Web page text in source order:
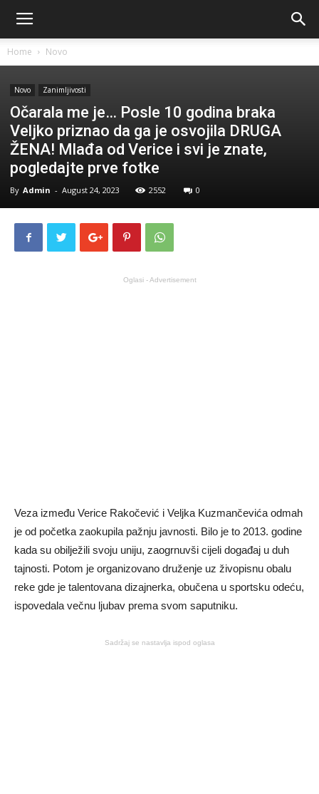
Home Novo
Novo Zanimljivosti
Očarala me je… Posle 10 godina braka
Veljko priznao da ga je osvojila DRUGA
ŽENA! Mlađa od Verice i svi je znate,
pogledajte prve fotke
By Admin - August 24, 2023 2552 0
Oglasi - Advertisement
Veza između Verice Rakočević i Veljka Kuzmančevića odmah
je od početka zaokupila pažnju javnosti. Bilo je to 2013. godine
kada su obilježili svoju uniju, zaogrnuvši cijeli događaj u duh
tajnosti. Potom je organizovano druženje uz živopisnu obalu
reke gde je talentovana dizajnerka, obučena u sportsku odeću,
ispovedala večnu ljubav prema svom saputniku.
Sadržaj se nastavlja ispod oglasa